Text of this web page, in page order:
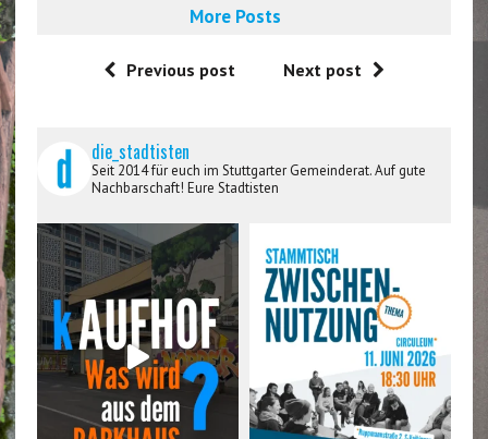
More Posts
Previous post Next post
die_stadtisten
Seit 2014 für euch im Stuttgarter Gemeinderat. Auf gute
Nachbarschaft! Eure Stadtisten